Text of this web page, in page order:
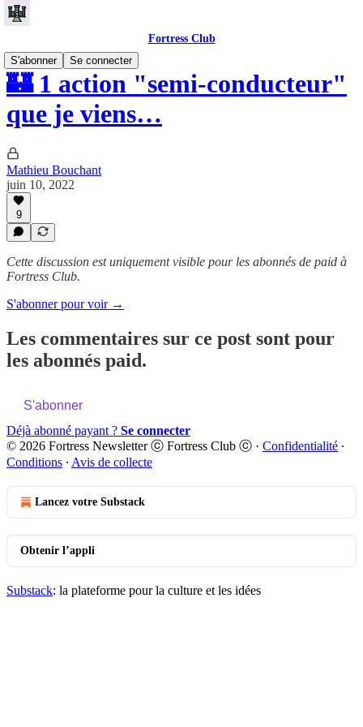
Fortress Club
S'abonner
Se connecter
🏰 1 action "semi-conducteur"
que je viens…
Mathieu Bouchant
juin 10, 2022
9
Cette discussion est uniquement visible pour les abonnés de paid à
Fortress Club.
S'abonner pour voir →
Les commentaires sur ce post sont pour
les abonnés paid.
S'abonner
Déjà abonné payant ? Se connecter
© 2026 Fortress Newsletter ⓒ Fortress Club ⓒ · Confidentialité ∙
Conditions ∙ Avis de collecte
Lancez votre Substack
Obtenir l’appli
Substack: la plateforme pour la culture et les idées